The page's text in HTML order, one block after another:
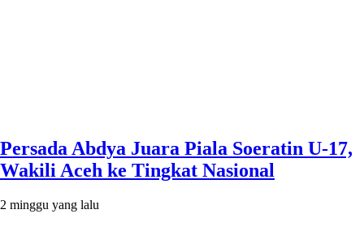
Persada Abdya Juara Piala Soeratin U-17,
Wakili Aceh ke Tingkat Nasional
2 minggu yang lalu